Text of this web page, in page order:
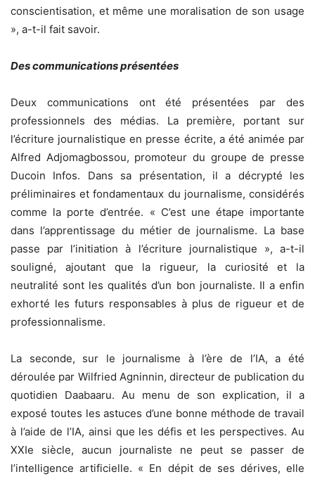
conscientisation, et même une moralisation de son usage
», a-t-il fait savoir.
Des communications présentées
Deux communications ont été présentées par des
professionnels des médias. La première, portant sur
l’écriture journalistique en presse écrite, a été animée par
Alfred Adjomagbossou, promoteur du groupe de presse
Ducoin Infos. Dans sa présentation, il a décrypté les
préliminaires et fondamentaux du journalisme, considérés
comme la porte d’entrée. « C’est une étape importante
dans l’apprentissage du métier de journalisme. La base
passe par l’initiation à l’écriture journalistique », a-t-il
souligné, ajoutant que la rigueur, la curiosité et la
neutralité sont les qualités d’un bon journaliste. Il a enfin
exhorté les futurs responsables à plus de rigueur et de
professionnalisme.
La seconde, sur le journalisme à l’ère de l’IA, a été
déroulée par Wilfried Agninnin, directeur de publication du
quotidien Daabaaru. Au menu de son explication, il a
exposé toutes les astuces d’une bonne méthode de travail
à l’aide de l’IA, ainsi que les défis et les perspectives. Au
XXIe siècle, aucun journaliste ne peut se passer de
l’intelligence artificielle. « En dépit de ses dérives, elle